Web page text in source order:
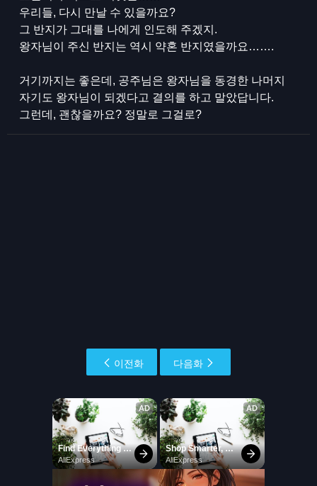
우리들, 다시 만날 수 있을까요?
그 반지가 그대를 나에게 인도해 주겠지.
왕자님이 주신 반지는 역시 약혼 반지였을까요…….
거기까지는 좋은데, 공주님은 왕자님을 동경한 나머지
자기도 왕자님이 되겠다고 결의를 하고 말았답니다.
그런데, 괜찮을까요? 정말로 그걸로?
이전화 다음화